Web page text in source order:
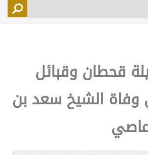
قحطان وقبائل
وفاة الشيخ سعد بن